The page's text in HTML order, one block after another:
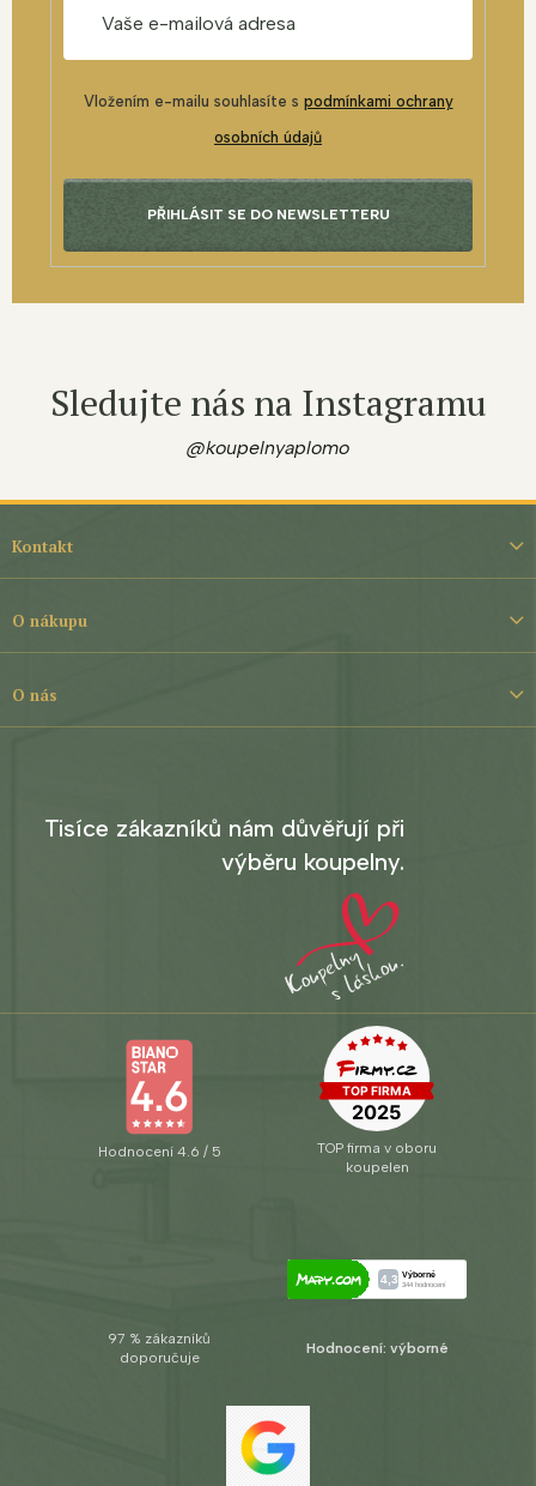
Vložením e-mailu souhlasíte s podmínkami ochrany
osobních údajů
PŘIHLÁSIT SE DO NEWSLETTERU
Sledujte nás na Instagramu
@koupelnyaplomo
Z
í
Kontakt
O nákupu
O nás
Tisíce zákazníků nám důvěřují při
výběru koupelny.
Hodnocení 4.6 / 5
TOP firma v oboru
koupelen
97 % zákazníků
doporučuje
Hodnocení: výborné